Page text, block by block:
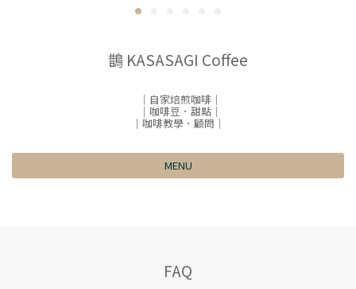
鵲 KASASAGI Coffee
｜自家焙煎咖啡｜
｜咖啡豆．甜點｜
｜咖啡教學．顧問｜
MENU
FAQ